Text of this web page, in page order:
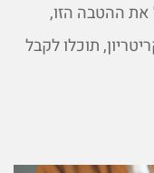
ההטבה הזו,
תוכלו לקבל